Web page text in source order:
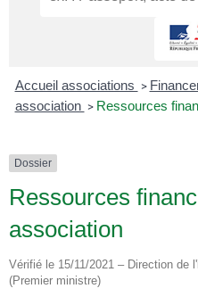
Accueil associations >
association > Ressources
Dossier
Ressources
association
Vérifié le 15/11/2021 – Direction de
(Premier ministre)